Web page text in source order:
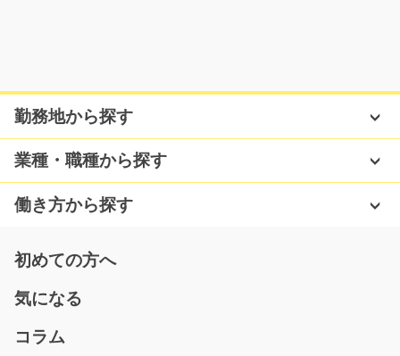
≪空調完備で働きやすさバツグン≫自動車部品を機械に
セットしスイッチを押…
長期（3ヶ月以上）
時給1000円～
山口県山口市
高時給の営業事務のお仕事/g05_00375
急募
勤務地から探す
業種・職種から探す
働き方から探す
初めての方へ
気になる
コラム